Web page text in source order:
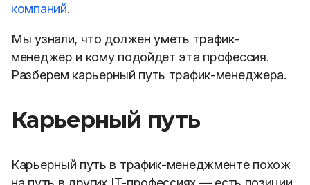
компаний.
Мы узнали, что должен уметь трафик-
менеджер и кому подойдет эта профессия.
Разберем карьерный путь трафик-менеджера.
Карьерный путь
Карьерный путь в трафик-менеджменте похож